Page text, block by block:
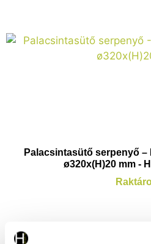
Palacsintasütő serpenyő
ø320x(H)20 mm -